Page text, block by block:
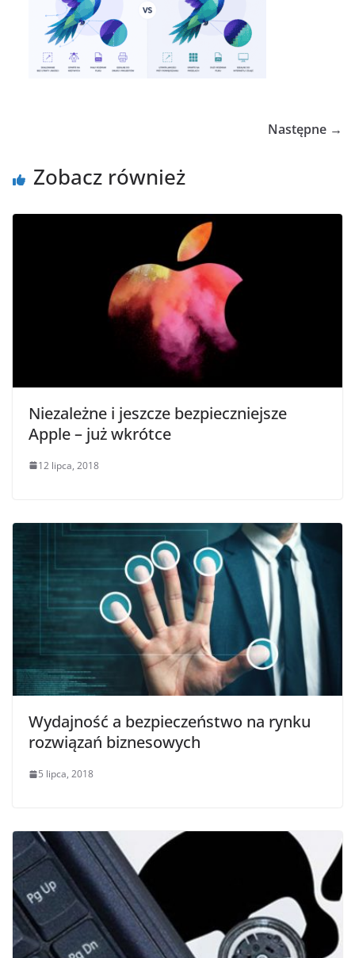
Następne →
Zobacz również
Niezależne i jeszcze bezpieczniejsze
Apple – już wkrótce
12 lipca, 2018
Wydajność a bezpieczeństwo na rynku
rozwiązań biznesowych
5 lipca, 2018